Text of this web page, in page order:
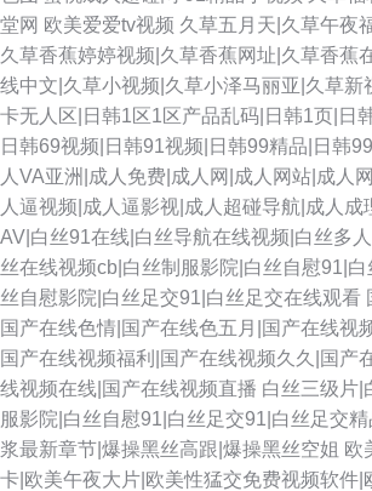
堂网 欧美爱爱tv视频 久草五月天|久草午夜
久草香蕉婷婷视频|久草香蕉网址|久草香蕉
线中文|久草小视频|久草小泽马丽亚|久草新
卡无人区|日韩1区1区产品乱码|日韩1页|日
日韩69视频|日韩91视频|日韩99精品|日韩
人VA亚洲|成人免费|成人网|成人网站|成人
人逼视频|成人逼影视|成人超碰导航|成人成
AV|白丝91在线|白丝导航在线视频|白丝多
丝在线视频cb|白丝制服影院|白丝自慰91|白
丝自慰影院|白丝足交91|白丝足交在线观看
国产在线色情|国产在线色五月|国产在线视
国产在线视频福利|国产在线视频久久|国产
线视频在线|国产在线视频直播 白丝三级片|
服影院|白丝自慰91|白丝足交91|白丝足交
浆最新章节|爆操黑丝高跟|爆操黑丝空姐 欧
卡|欧美午夜大片|欧美性猛交免费视频软件|